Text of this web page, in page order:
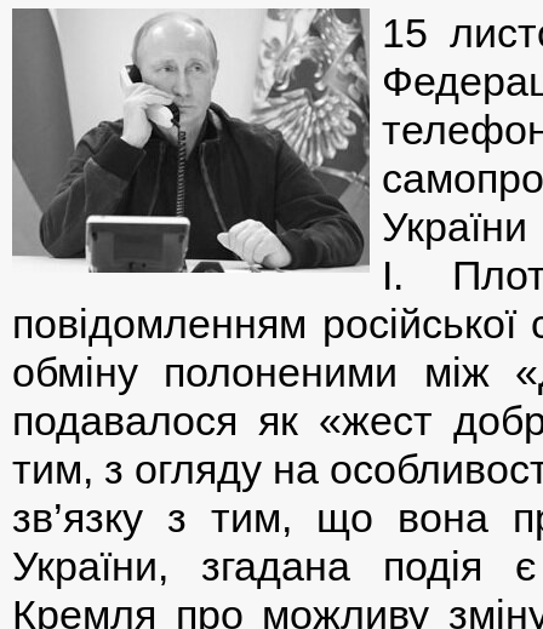
15
І.
повідомленням
обміну полоненими
подавалося як «жест
тим, з огляду на
зв’язку з тим, що вона
України, згадана подія
Кремля про можливу